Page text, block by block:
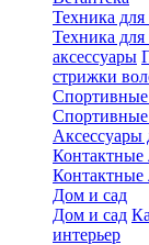
Техника для
Техника для
аксессуары
стрижки
Аксессуары
Контактные
Контактные
Дом и сад
Дом и сад
интерьер